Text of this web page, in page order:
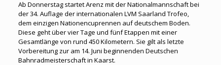
Ab Donnerstag startet Arenz mit der Nationalmannschaft bei
der 34. Auflage der internationalen LVM Saarland Trofeo,
dem einzigen Nationencuprennen auf deutschem Boden.
Diese geht über vier Tage und fünf Etappen mit einer
Gesamtlänge von rund 450 Kilometern. Sie gilt als letzte
Vorbereitung zur am 14. Juni beginnenden Deutschen
Bahnradmeisterschaft in Kaarst.